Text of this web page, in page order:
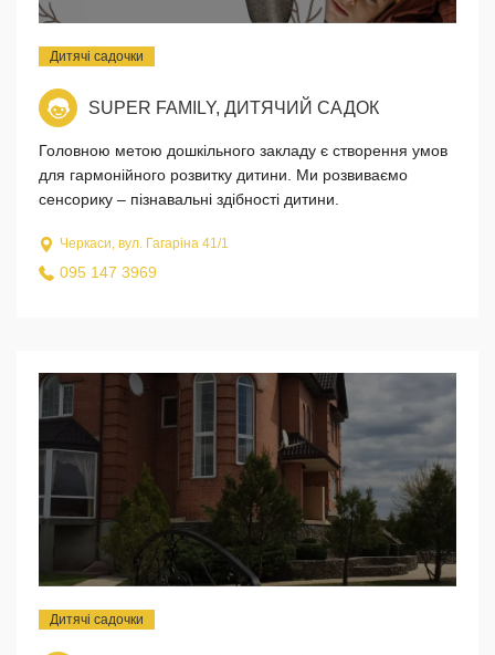
Дитячі садочки
SUPER FAMILY, ДИТЯЧИЙ САДОК
Головною метою дошкільного закладу є створення умов
для гармонійного розвитку дитини. Ми розвиваємо
сенсорику – пізнавальні здібності дитини.
Черкаси, вул. Гагаріна 41/1
095 147 3969
Дитячі садочки